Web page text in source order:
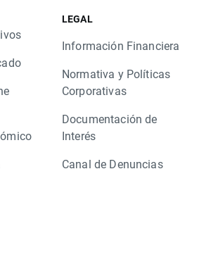
LEGAL
Información Financiera
Normativa y Políticas
Corporativas
Documentación de
Interés
Canal de Denuncias